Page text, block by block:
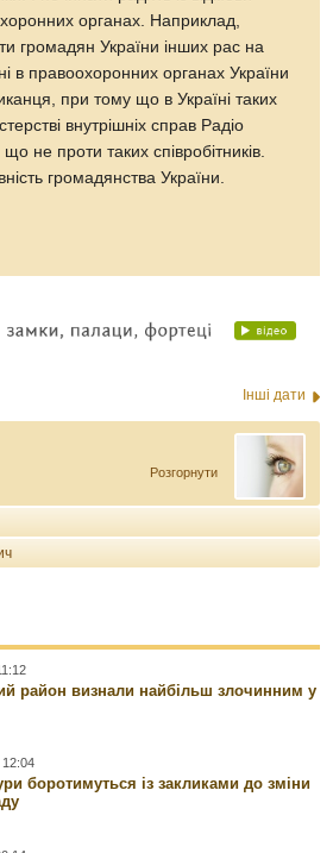
органах. Наприклад,
громадян України інших рас на
в правоохоронних органах України
при тому що в Україні таких
внутрішніх справ Радіо
не проти таких співробітників.
громадянства України.
Інші дати
Розгорнути
район визнали найбільш злочинним у
12:04
боротимуться із закликами до зміни